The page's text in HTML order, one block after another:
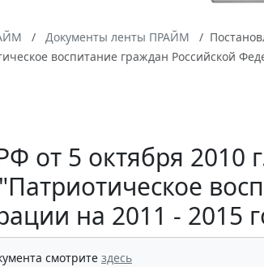
Документы ленты ПРАЙМ
воспитание граждан Российской
от 5 октября 2010
на 2011 - 2015
смотрите здесь